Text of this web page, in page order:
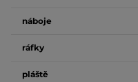
náboje
ráfky
pláště